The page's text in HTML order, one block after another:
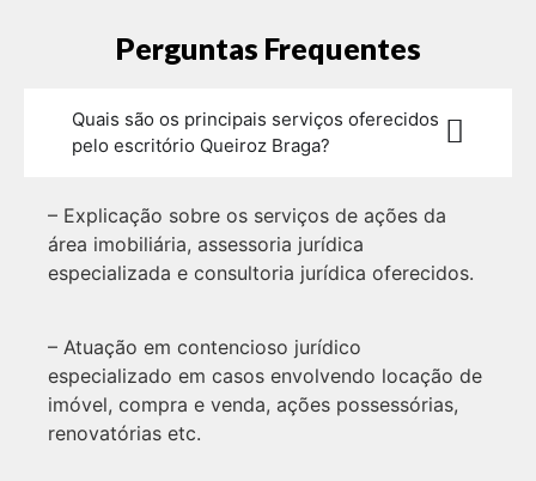
Perguntas Frequentes
Quais são os principais serviços oferecidos
pelo escritório Queiroz Braga?
– Explicação sobre os serviços de ações da
área imobiliária, assessoria jurídica
especializada e consultoria jurídica oferecidos.
– Atuação em contencioso jurídico
especializado em casos envolvendo locação de
imóvel, compra e venda, ações possessórias,
renovatórias etc.